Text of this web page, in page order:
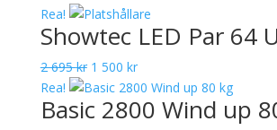
Rea!
Showtec LED Par 64
2 695kr Det
ursprungliga
priset
1 500 krDet
nuvarande
priset
Rea!
Basic 2800 Wind up